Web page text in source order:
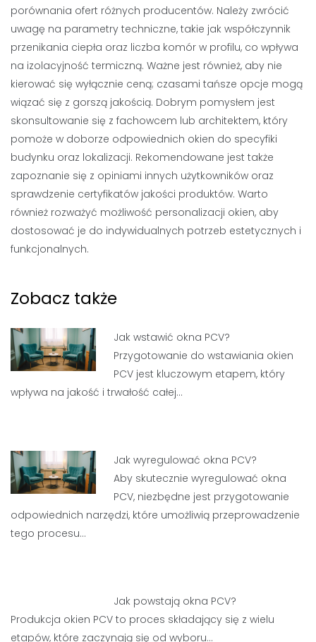
porównania ofert różnych producentów. Należy zwrócić
uwagę na parametry techniczne, takie jak współczynnik
przenikania ciepła oraz liczba komór w profilu, co wpływa
na izolacyjność termiczną. Ważne jest również, aby nie
kierować się wyłącznie ceną; czasami tańsze opcje mogą
wiązać się z gorszą jakością. Dobrym pomysłem jest
skonsultowanie się z fachowcem lub architektem, który
pomoże w doborze odpowiednich okien do specyfiki
budynku oraz lokalizacji. Rekomendowane jest także
zapoznanie się z opiniami innych użytkowników oraz
sprawdzenie certyfikatów jakości produktów. Warto
również rozważyć możliwość personalizacji okien, aby
dostosować je do indywidualnych potrzeb estetycznych i
funkcjonalnych.
Zobacz także
Jak wstawić okna PCV?
Przygotowanie do wstawiania okien
PCV jest kluczowym etapem, który
wpływa na jakość i trwałość całej…
Jak wyregulować okna PCV?
Aby skutecznie wyregulować okna
PCV, niezbędne jest przygotowanie
odpowiednich narzędzi, które umożliwią przeprowadzenie
tego procesu…
Jak powstają okna PCV?
Produkcja okien PCV to proces składający się z wielu
etapów, które zaczynają się od wyboru…